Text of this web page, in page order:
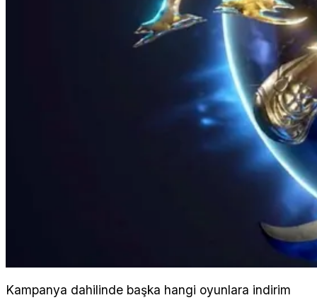
Kampanya dahilinde başka hangi oyunlara indirim